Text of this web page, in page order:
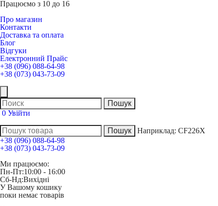
Працюємо з 10 до 16
Про магазин
Контакти
Доставка та оплата
Блог
Відгуки
Електронний Прайс
+38 (096) 088-64-98
+38 (073) 043-73-09
0 Увійти
Наприклад: CF226X
+38 (096) 088-64-98
+38 (073) 043-73-09
Ми працюємо:
Пн-Пт:10:00 - 16:00
Сб-Нд:Вихідні
У Вашому кошику
поки немає товарів